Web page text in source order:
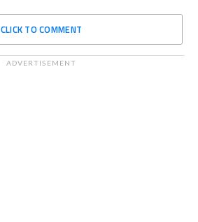
CLICK TO COMMENT
ADVERTISEMENT